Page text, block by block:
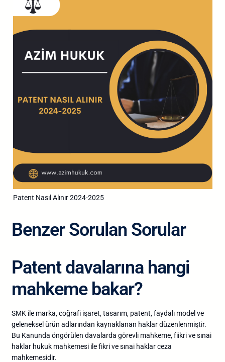
Patent Nasıl Alınır 2024-2025
Benzer Sorulan Sorular
Patent davalarına hangi
mahkeme bakar?
SMK ile marka, coğrafi işaret, tasarım, patent, faydalı model ve
geleneksel ürün adlarından kaynaklanan haklar düzenlenmiştir.
Bu Kanunda öngörülen davalarda görevli mahkeme, fiikri ve sınai
haklar hukuk mahkemesi ile fikri ve sınai haklar ceza
mahkemesidir.